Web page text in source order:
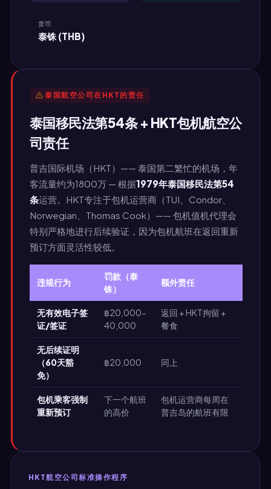
货币
泰铢 (THB)
泰国航空公司在HKT的责任
泰国移民法第54条 + HKT包机航空公
司责任
普吉国际机场（HKT）—— 泰国第二繁忙的机场，年
客流量约为1800万 — 根据1979年泰国移民法第54
条运营。HKT专注于包机运营商（TUI、Condor、
Norwegian、Thomas Cook）—— 包机值机代理会
特别严格地进行后续验证，因为包机航班在返回重新
预订方面灵活性较低。
违规行为
罚款（泰
铢）
额外责任
无有效电子签
证/签证
฿20,000-
40,000
返回 + HKT拘留 +
餐食
无后续证明
（60天豁
免）
฿20,000 同上
包机乘客强制
重新预订
下一个航班
的高价
包机运营商每周在
普吉岛的航班有限
HKT航空公司标准操作程序